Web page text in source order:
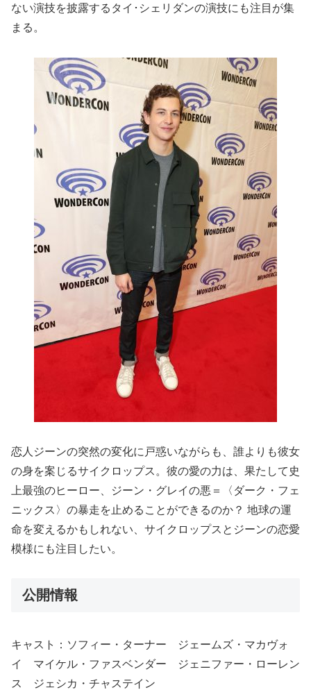
ない演技を披露するタイ･シェリダンの演技にも注目が集
まる。
恋人ジーンの突然の変化に戸惑いながらも、誰よりも彼女
の身を案じるサイクロップス。彼の愛の力は、果たして史
上最強のヒーロー、ジーン・グレイの悪＝〈ダーク・フェ
ニックス〉の暴走を止めることができるのか？ 地球の運
命を変えるかもしれない、サイクロップスとジーンの恋愛
模様にも注目したい。
公開情報
キャスト：ソフィー・ターナー ジェームズ・マカヴォ
イ マイケル・ファスベンダー ジェニファー・ローレン
ス ジェシカ・チャステイン